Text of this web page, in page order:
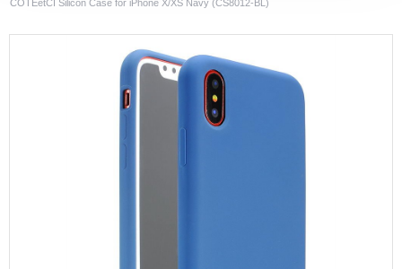
COTEetCI Silicon Case for iPhone X/XS Navy (CS8012-BL)